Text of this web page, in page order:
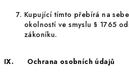
Kupující tímto přebírá na
okolností ve smyslu § 1765
zákoníku.
IX. Ochrana osobních údajů